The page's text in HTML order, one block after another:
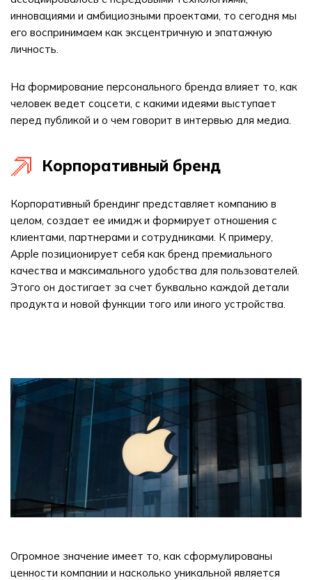
инновациями и амбициозными проектами, то сегодня мы
его воспринимаем как эксцентричную и эпатажную
личность.
На формирование персонального бренда влияет то, как
человек ведет соцсети, с какими идеями выступает
перед публикой и о чем говорит в интервью для медиа.
Корпоративный бренд
Корпоративный брендинг представляет компанию в
целом, создает ее имидж и формирует отношения с
клиентами, партнерами и сотрудниками. К примеру,
Apple позиционирует себя как бренд премиального
качества и максимального удобства для пользователей.
Этого он достигает за счет буквально каждой детали
продукта и новой функции того или иного устройства.
Огромное значение имеет то, как сформулированы
ценности компании и насколько уникальной является